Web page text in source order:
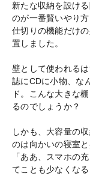
新たな収納を設け
のが一番賢いやり
仕切りの機能だけ
置しました。
壁として使われる
誌にCDに小物、な
ド。こんな大きな
るのでしょうか？
しかも、大容量の
のは向かいの寝室
「ああ、スマホの
てことも少なくなる